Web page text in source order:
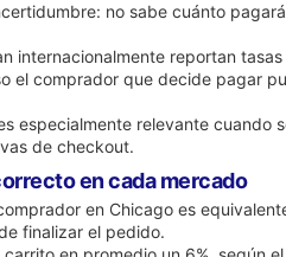
no sabe cuánto
internacionalmente reportan
el comprador que decide pagar
especialmente relevante
de checkout.
en cada mercado
en Chicago es
finalizar el pedido.